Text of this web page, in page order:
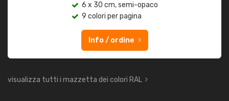
6 x 30 cm, semi-opaco
9 colori per pagina
Info / ordine
visualizza tutti i mazzetta dei colori RAL